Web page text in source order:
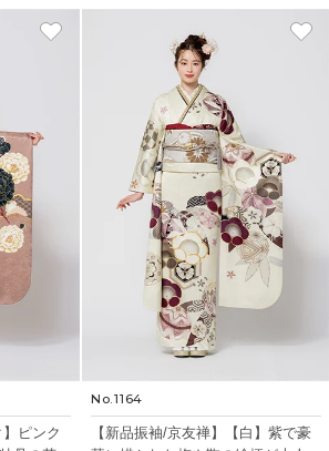
】ピンク
No.1164
【新品振袖/京友禅】【白】紫で豪